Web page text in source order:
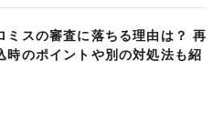
ミスの審査に落ちる理由は？ 再
時のポイントや別の対処法も紹